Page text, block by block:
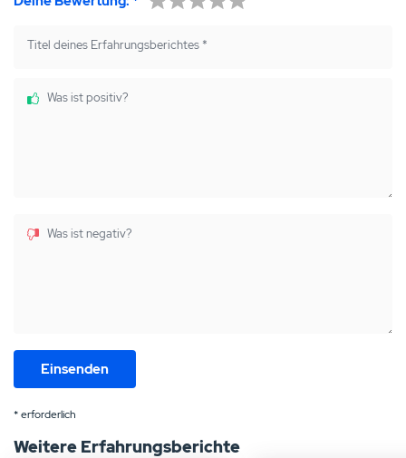
Titel deines Erfahrungsberichtes *
Was ist positiv?
Was ist negativ?
* erforderlich
Weitere Erfahrungsberichte